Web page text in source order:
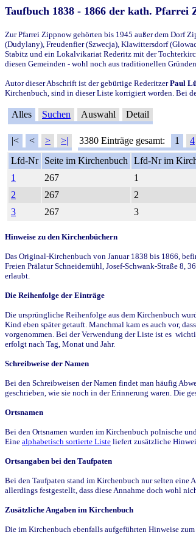
Taufbuch 1838 - 1866 der kath. Pfarrei
Zur Pfarrei Zippnow gehörten bis 1945 außer dem Dorf
(Dudylany), Freudenfier (Szwecja), Klawittersdorf
Stabitz und ein Lokalvikariat Rederitz mit der
diesen Gemeinden - wohl noch aus traditionellen
Autor dieser Abschrift ist der gebürtige RederitzerPaul
Kirchenbuch, sind in dieser Liste korrigiert worden. Bei
Alles Suchen Auswahl Detail
|< < > >| 3380 Einträge gesamt: 1 4
Lfd-Nr
Seite im Kirchenbuch Lfd-Nr im
1
267 1
2
267 2
3
267 3
Hinweise zu den Kirchenbüchern
Das Original-Kirchenbuch von Januar 1838 bis 1866,
Freien Prälatur Schneidemühl, Josef-Schwank-Straße 8,
erlaubt.
Die Reihenfolge der Einträge
Die ursprüngliche Reihenfolge aus dem Kirchenbuch
Kind eben später getauft. Manchmal kam es auch vor,
vorgenommen. Bei der Verwendung der Liste ist es
erfolgt nach Tag, Monat und Jahr.
Schreibweise der Namen
Bei den Schreibweisen der Namen findet man häufig
geschrieben, wie sie noch in der Erinnerung waren. Die
Ortsnamen
Bei den Ortsnamen wurden im Kirchenbuch polnische
Eine alphabetisch sortierte Liste liefert zusätzliche
Ortsangaben bei den Taufpaten
Bei den Taufpaten stand im Kirchenbuch nur selten eine
allerdings festgestellt, dass diese Annahme doch wohl
Zusätzliche Angaben im Kirchenbuch
Die im Kirchenbuch ebenfalls aufgeführten Hinweise